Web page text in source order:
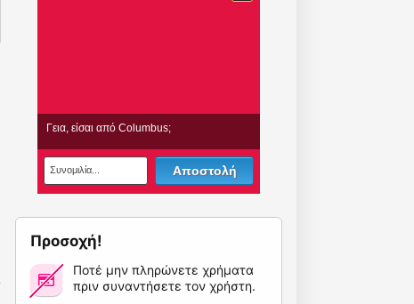
Προσοχή!
Ποτέ μην πληρώνετε χρήματα
πριν συναντήσετε τον χρήστη.